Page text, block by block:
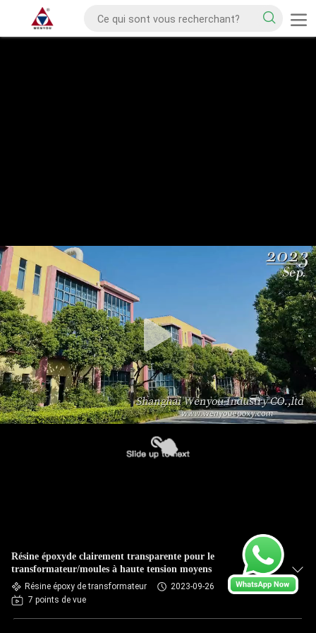
Résine époxyde clairement transparente pour le
transformateur/moules à haute tension moyens
Résine époxy de transformateur
2023-09-26
7 points de vue